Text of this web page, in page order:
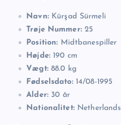
Navn:Kürşad Sürmeli
Trøje Nummer:25
Position: Midtbanespiller
Højde:190 cm
Vægt:88.0 kg
Fødselsdato:14/08-1995
Alder:30 år
Nationalitet:Netherlands